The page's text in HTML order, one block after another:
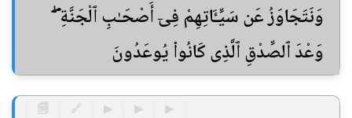
وَنَتَجَاوَزُ عَن سَيِّـَٔاتِهِمْ فِىٓ أَصْحَـٰبِ ٱلْجَنَّةِ ۖ
وَعْدَ ٱلصِّدْقِ ٱلَّذِى كَانُوا۟ يُوعَدُونَ
▶
▶
▶
🔗
🗐